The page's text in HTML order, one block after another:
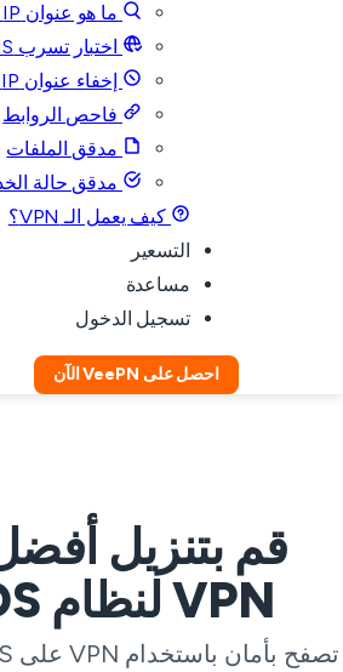
ما هو عنوان IP الخاص بي؟
اختبار تسرب DNS
إخفاء عنوان IP الخاص بك
فاحص الروابط
مدقق الملفات
مدقق حالة
كيف يعمل الـ VPN؟
التسعير
مساعدة
تسجيل الدخول
احصل على VeePN الآن
قم بتنزيل
VPN لنظام Mac OS